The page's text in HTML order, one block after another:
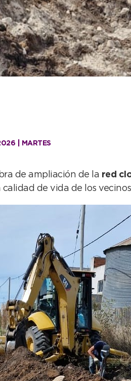
| MARTES
de ampliación de la red
de vida de los